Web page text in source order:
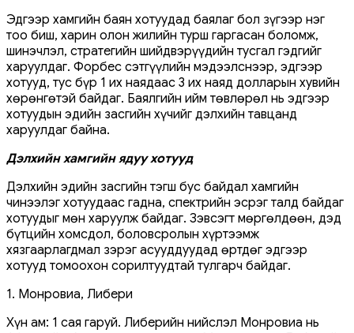
Эдгээр хамгийн баян хотуудад баялаг бол зүгээр нэг
тоо биш, харин олон жилийн турш гаргасан боломж,
шинэчлэл, стратегийн шийдвэрүүдийн тусгал гэдгийг
харуулдаг. Форбес сэтгүүлийн мэдээлснээр, эдгээр
хотууд, тус бүр 1 их наядаас 3 их наяд долларын хувийн
хөрөнгөтэй байдаг. Баялгийн ийм төвлөрөл нь эдгээр
хотуудын эдийн засгийн хүчийг дэлхийн тавцанд
харуулдаг байна.
Дэлхийн хамгийн ядуу хотууд
Дэлхийн эдийн засгийн тэгш бус байдал хамгийн
чинээлэг хотуудаас гадна, спектрийн эсрэг талд байдаг
хотуудыг мөн харуулж байдаг. Зэвсэгт мөргөлдөөн, дэд
бүтцийн хомсдол, боловсролын хүртээмж
хязгаарлагдмал зэрэг асууддуудад өртдөг эдгээр
хотууд томоохон сорилтуудтай тулгарч байдаг.
1. Монровиа, Либери
Хүн ам: 1 сая гаруй. Либерийн нийслэл Монровиа нь